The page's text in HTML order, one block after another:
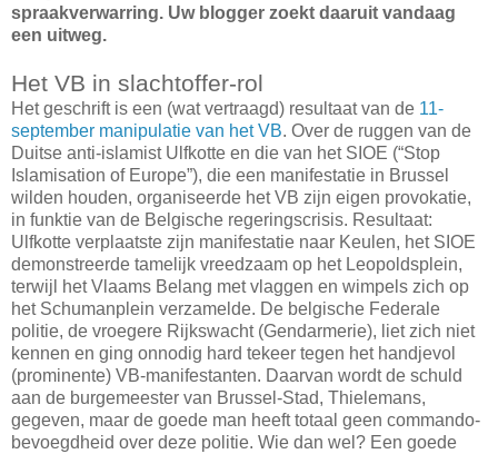
spraakverwarring. Uw blogger zoekt daaruit vandaag
een uitweg.
Het VB in slachtoffer-rol
Het geschrift is een (wat vertraagd) resultaat van de 11-
september manipulatie van het VB. Over de ruggen van de
Duitse anti-islamist Ulfkotte en die van het SIOE (“Stop
Islamisation of Europe”), die een manifestatie in Brussel
wilden houden, organiseerde het VB zijn eigen provokatie,
in funktie van de Belgische regeringscrisis. Resultaat:
Ulfkotte verplaatste zijn manifestatie naar Keulen, het SIOE
demonstreerde tamelijk vreedzaam op het Leopoldsplein,
terwijl het Vlaams Belang met vlaggen en wimpels zich op
het Schumanplein verzamelde. De belgische Federale
politie, de vroegere Rijkswacht (Gendarmerie), liet zich niet
kennen en ging onnodig hard tekeer tegen het handjevol
(prominente) VB-manifestanten. Daarvan wordt de schuld
aan de burgemeester van Brussel-Stad, Thielemans,
gegeven, maar de goede man heeft totaal geen commando-
bevoegdheid over deze politie. Wie dan wel? Een goede